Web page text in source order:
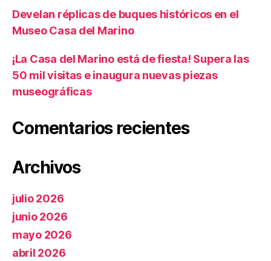
Develan réplicas de buques históricos en el
Museo Casa del Marino
¡La Casa del Marino está de fiesta! Supera las
50 mil visitas e inaugura nuevas piezas
museográficas
Comentarios recientes
Archivos
julio 2026
junio 2026
mayo 2026
abril 2026